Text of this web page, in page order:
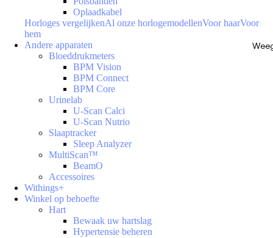
Oplaadkabel
Horloges vergelijkenAl onze horlogemodellenVoor haarVoor
hem
Andere apparaten
Bloeddrukmeters
BPM Vision
BPM Connect
BPM Core
Urinelab
U-Scan Calci
U-Scan Nutrio
Slaaptracker
Sleep Analyzer
MultiScan™
BeamO
Accessoires
Withings+
Winkel op behoefte
Hart
Bewaak uw hartslag
Hypertensie beheren